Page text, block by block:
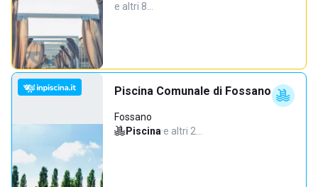
e altri 8…
Piscina Comunale di Fossano
Fossano
Piscina·e altri 2…